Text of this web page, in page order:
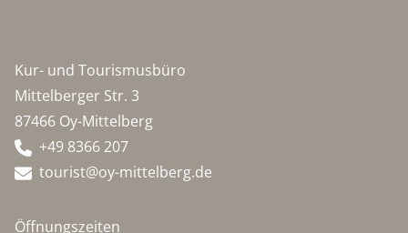
Kur- und Tourismusbüro
Mittelberger Str. 3
87466 Oy-Mittelberg
+49 8366 207
tourist@oy-mittelberg.de
Öffnungszeiten